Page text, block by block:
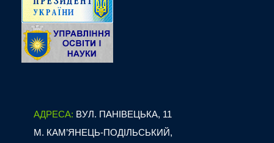
АДРЕСА: ВУЛ. ПАНІВЕЦЬКА, 11
М. КАМ’ЯНЕЦЬ-ПОДІЛЬСЬКИЙ,